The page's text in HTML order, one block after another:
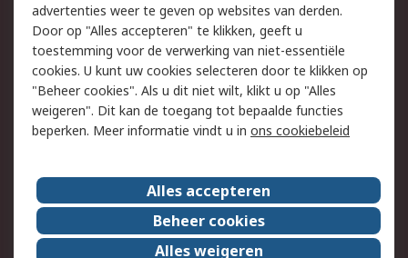
Wettelijk
Cookiebeleid
Email veiligheid
Privacybeleid
Websitevoorwaarden
Algemene
verkoopvoorwaarden
Over RS
RS Group
Over ons
RS wereldwijd
Werken bij RS
advertenties weer te geven op websites van derden.
Door op "Alles accepteren" te klikken, geeft u
toestemming voor de verwerking van niet-essentiële
cookies. U kunt uw cookies selecteren door te klikken op
"Beheer cookies". Als u dit niet wilt, klikt u op "Alles
weigeren". Dit kan de toegang tot bepaalde functies
beperken. Meer informatie vindt u in ons cookiebeleid
Alles accepteren
Beheer cookies
Alles weigeren